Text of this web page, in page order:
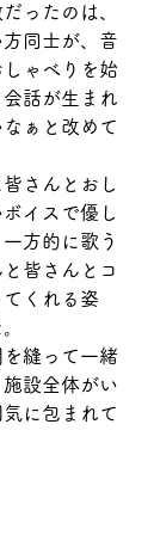
ったのは、
同士が、音
ゃべりを始
話が生まれ
ぁと改めて
さんとおし
イスで優し
方的に歌う
皆さんとコ
くれる姿
縫って一緒
設全体がい
に包まれて